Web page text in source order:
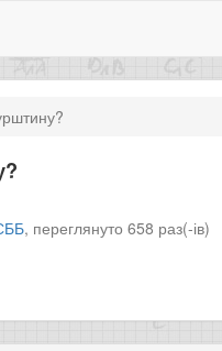
, переглянуто 658 раз(-ів)